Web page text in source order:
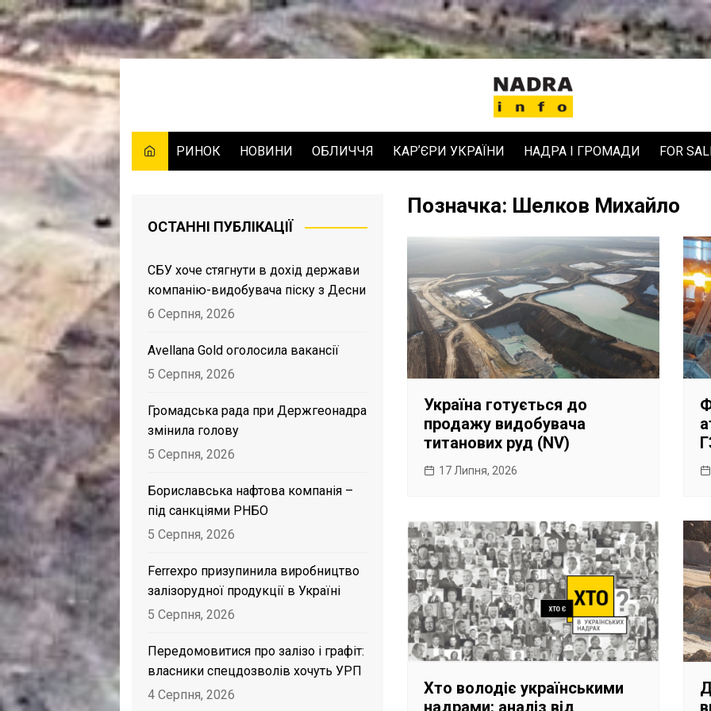
Skip
to
РИНОК НОВИНИ ОБЛИЧЧЯ КАРʼЄРИ УКРАЇНИ НАДРА І ГРОМАДИ FOR
Позначка: Шелков Михайло
Україна готується до
продажу видобувача
титанових руд (NV)
17 Липня, 2026
Хто володіє українськими
надрами: аналіз від
ОСТАННІ ПУБЛІКАЦІЇ
СБУ хоче стягнути в дохід держави
компанію-видобувача піску з Десни
6 Серпня, 2026
Avellana Gold оголосила вакансії
5 Серпня, 2026
Громадська рада при Держгеонадра
змінила голову
5 Серпня, 2026
Бориславська нафтова компанія –
під санкціями РНБО
5 Серпня, 2026
Ferrexpo призупинила виробництво
залізорудної продукції в Україні
5 Серпня, 2026
Передомовитися про залізо і графіт:
власники спецдозволів хочуть УРП
4 Серпня, 2026